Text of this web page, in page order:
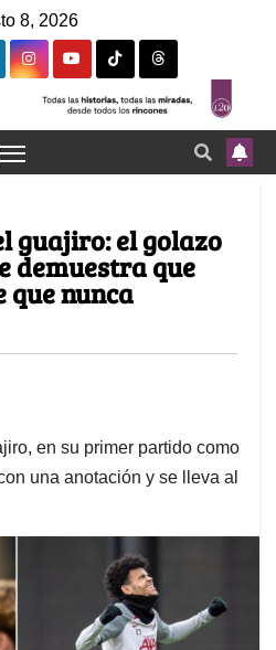
8, 2026
guajiro: el golazo
demuestra que
que nunca
en su primer partido como
una anotación y se lleva al